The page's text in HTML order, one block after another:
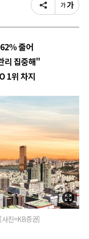
줄어
리 집중해"
1위 차지
진=KB증권]